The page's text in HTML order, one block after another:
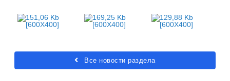
Все новости раздела